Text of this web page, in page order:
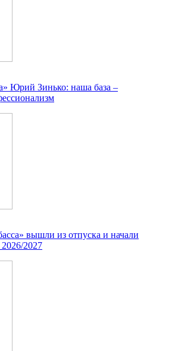
Юрий Зинько: наша база –
вышли из отпуска и начали
2026/2027